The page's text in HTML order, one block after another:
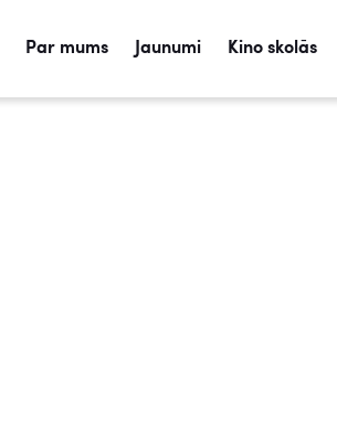
Par mums Jaunumi Kino skolās